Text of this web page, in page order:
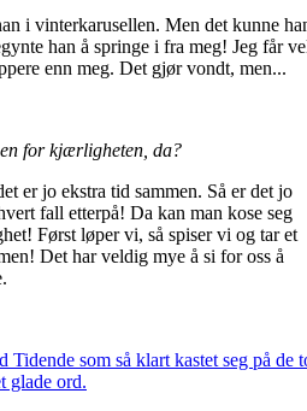
i vinterkarusellen. Men det kunne
han å springe i fra meg! Jeg får
enn meg. Det gjør vondt, men...
for kjærligheten, da?
er jo ekstra tid sammen. Så er det jo
fall etterpå! Da kan man kose seg
Først løper vi, så spiser vi og tar et
Det har veldig mye å si for oss å
Tidende som så klart kastet seg på de
glade ord.